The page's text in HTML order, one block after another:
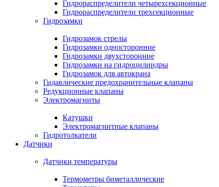
Гидрораспределители четырехсекционные
Гидрораспределители трехсекционные
Гидрозамки
Гидрозамок стрелы
Гидрозамки односторонние
Гидрозамки двухсторонние
Гидрозамки на гидроцилиндры
Гидрозамок для автокрана
Гидавлические предохранительные клапаны
Редукционные клапаны
Электромагниты
Катушки
Электромагнитные клапаны
Гидротолкатели
Датчики
Датчики температуры
Термометры биметаллические